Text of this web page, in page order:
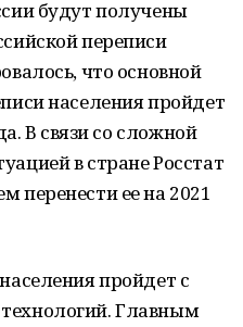
будут получены
переписи
что основной
населения пройдет
В связи со сложной
в стране Росстат
перенести ее на 2021
пройдет с
Главным